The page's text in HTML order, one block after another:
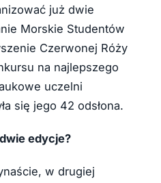
już dwie
Morskie Studentów
Czerwonej Róży
na najlepszego
uczelni
się jego 42 odsłona.
edycje?
w drugiej